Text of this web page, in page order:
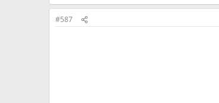
#587